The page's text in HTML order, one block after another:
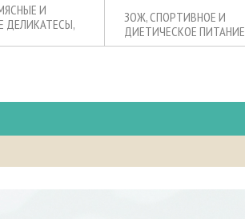
И
ДЕЛИКАТЕСЫ,
ЗОЖ, СПОРТИВНОЕ И
ДИЕТИЧЕСКОЕ ПИТАНИЕ